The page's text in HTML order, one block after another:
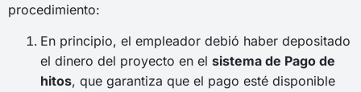
procedimiento:
En principio, el empleador debió haber depositado
el dinero del proyecto en el sistema de Pago de
hitos, que garantiza que el pago esté disponible